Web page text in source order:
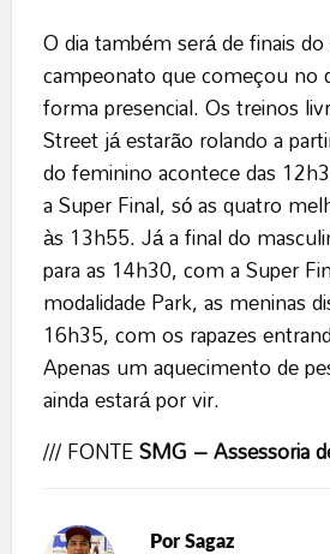
O dia também será de finais
campeonato que começou no
forma presencial. Os treinos
Street já estarão rolando a
do feminino acontece das
a Super Final, só as quatro
às 13h55. Já a final do
para as 14h30, com a Super
modalidade Park, as meninas
16h35, com os rapazes
Apenas um aquecimento de
ainda estará por vir.
/// FONTESMG – Assessoria
Por Sagaz